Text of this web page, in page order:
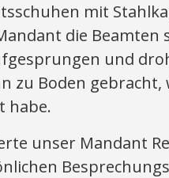
mit
die Beamten
und
zu Boden gebracht,
habe.
unser Mandant